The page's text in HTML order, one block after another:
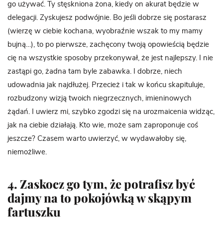
go używać. Ty stęskniona żona, kiedy on akurat będzie w
delegacji. Zyskujesz podwójnie. Bo jeśli dobrze się postarasz
(wierzę w ciebie kochana, wyobraźnie wszak to my mamy
bujną…), to po pierwsze, zachęcony twoją opowieścią będzie
cię na wszystkie sposoby przekonywał, że jest najlepszy. I nie
zastąpi go, żadna tam byle zabawka. I dobrze, niech
udowadnia jak najdłużej. Przecież i tak w końcu skapituluje,
rozbudzony wizją twoich niegrzecznych, imieninowych
żądań. I uwierz mi, szybko zgodzi się na urozmaicenia widząc,
jak na ciebie działają. Kto wie, może sam zaproponuje coś
jeszcze? Czasem warto uwierzyć, w wydawałoby się,
niemożliwe.
4. Zaskocz go tym, że potrafisz być
dajmy na to pokojówką w skąpym
fartuszku